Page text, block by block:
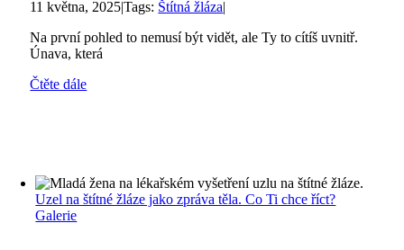
11 května, 2025|Tags: Štítná žláza|
Na první pohled to nemusí být vidět, ale Ty to cítíš uvnitř.
Únava, která
Čtěte dále
Uzel na štítné žláze jako zpráva těla. Co Ti chce říct?
Galerie